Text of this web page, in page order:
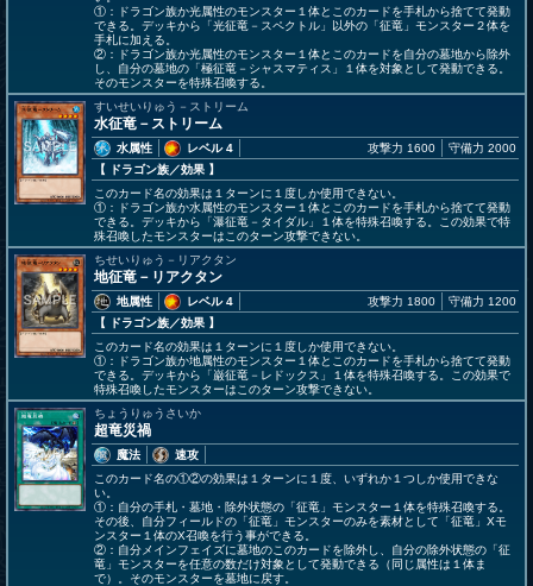
①：ドラゴン族か光属性のモンスター１体とこのカードを手札から捨てて発動
できる。デッキから「光征竜－スペクトル」以外の「征竜」モンスター２体を
手札に加える。
②：ドラゴン族か光属性のモンスター１体とこのカードを自分の墓地から除外
し、自分の墓地の「極征竜－シャスマティス」１体を対象として発動できる。
そのモンスターを特殊召喚する。
すいせいりゅう－ストリーム
水征竜－ストリーム
水属性
レベル 4
【 ドラゴン族／効果 】
攻撃力 1600 守備力 2000
このカード名の効果は１ターンに１度しか使用できない。
①：ドラゴン族か水属性のモンスター１体とこのカードを手札から捨てて発動
できる。デッキから「瀑征竜－タイダル」１体を特殊召喚する。この効果で特
殊召喚したモンスターはこのターン攻撃できない。
ちせいりゅう－リアクタン
地征竜－リアクタン
地属性
レベル 4
【 ドラゴン族／効果 】
攻撃力 1800 守備力 1200
このカード名の効果は１ターンに１度しか使用できない。
①：ドラゴン族か地属性のモンスター１体とこのカードを手札から捨てて発動
できる。デッキから「巌征竜－レドックス」１体を特殊召喚する。この効果で
特殊召喚したモンスターはこのターン攻撃できない。
ちょうりゅうさいか
超竜災禍
魔法
速攻
このカード名の①②の効果は１ターンに１度、いずれか１つしか使用できな
い。
①：自分の手札・墓地・除外状態の「征竜」モンスター１体を特殊召喚する。
その後、自分フィールドの「征竜」モンスターのみを素材として「征竜」Xモ
ンスター１体のX召喚を行う事ができる。
②：自分メインフェイズに墓地のこのカードを除外し、自分の除外状態の「征
竜」モンスターを任意の数だけ対象として発動できる（同じ属性は１体ま
で）。そのモンスターを墓地に戻す。